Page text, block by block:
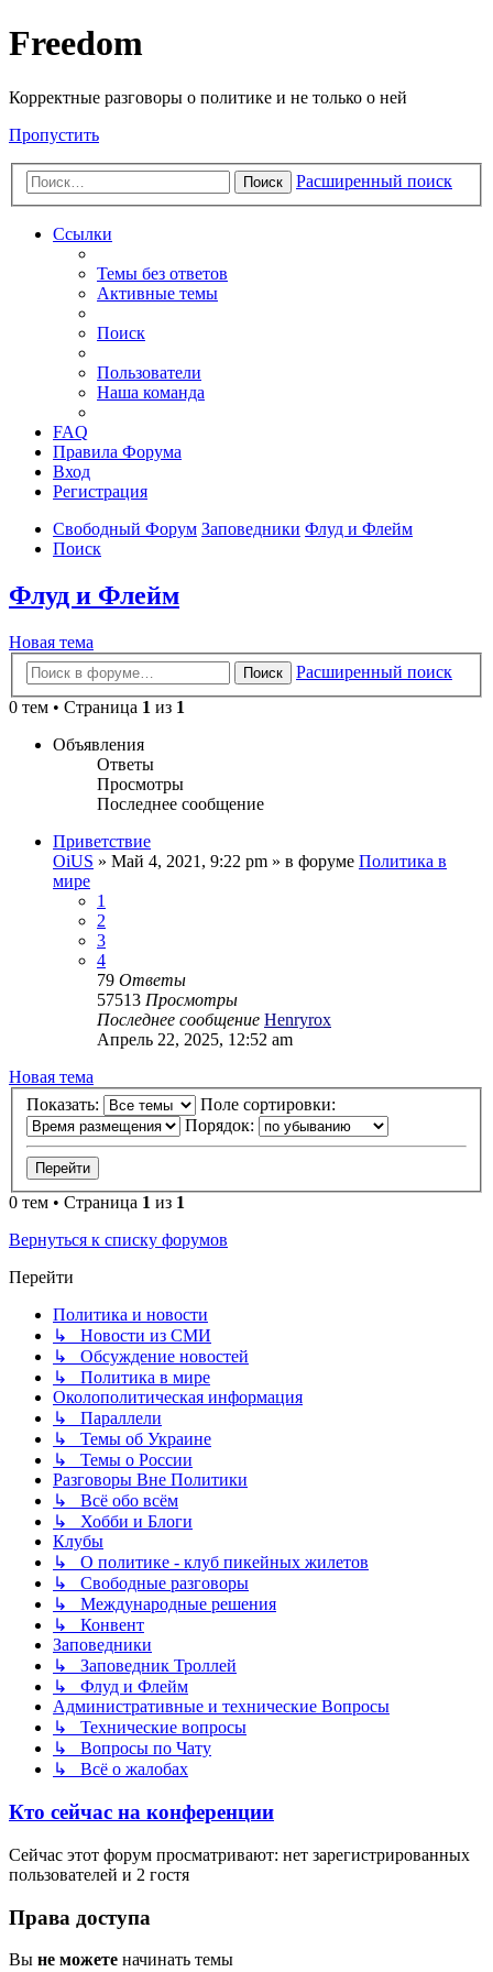
Freedom
Корректные разговоры о политике и не только о ней
Пропустить
Поиск Расширенный поиск
Ссылки
Темы без ответов
Активные темы
Поиск
Пользователи
Наша команда
FAQ
Правила Форума
Вход
Регистрация
Свободный Форум Заповедники Флуд и Флейм
Поиск
Флуд и Флейм
Новая тема
Поиск
Расширенный поиск
0 тем • Страница 1 из 1
Объявления
Ответы
Просмотры
Последнее сообщение
Приветствие
OiUS » Май 4, 2021, 9:22 pm » в форуме Политика в
мире
1
2
3
4
79 Ответы
57513 Просмотры
Последнее сообщение Henryrox
Апрель 22, 2025, 12:52 am
Новая тема
Показать:
Поле сортировки:
Порядок:
0 тем • Страница 1 из 1
Вернуться к списку форумов
Перейти
Политика и новости
↳ Новости из СМИ
↳ Обсуждение новостей
↳ Политика в мире
Околополитическая информация
↳ Параллели
↳ Темы об Украине
↳ Темы о России
Разговоры Вне Политики
↳ Всё обо всём
↳ Хобби и Блоги
Клубы
↳ О политике - клуб пикейных жилетов
↳ Свободные разговоры
↳ Международные решения
↳ Конвент
Заповедники
↳ Заповедник Троллей
↳ Флуд и Флейм
Административные и технические Вопросы
↳ Технические вопросы
↳ Вопросы по Чату
↳ Всё о жалобах
Кто сейчас на конференции
Сейчас этот форум просматривают: нет зарегистрированных
пользователей и 2 гостя
Права доступа
Вы не можете начинать темы